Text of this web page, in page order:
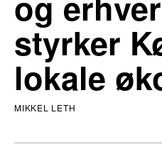
styrker
lokale
MIKKEL LETH